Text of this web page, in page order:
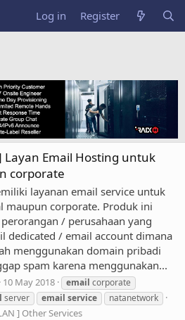
Log in Register
Layan Email Hosting untuk
corporate
layanan email service untuk
maupun corporate. Produk ini
/ perusahaan yang
dedicated / email account dimana
menggunakan domain pribadi
spam karena menggunakan...
10 May 2018 email corporate
server email service natanetwork
] Other Services